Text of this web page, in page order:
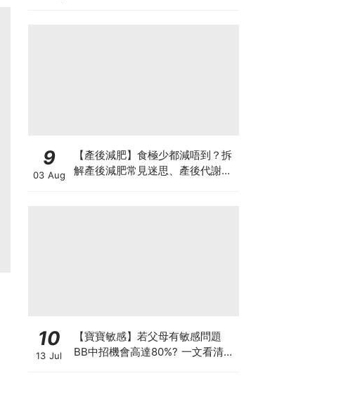
9
03 Aug
【產後減肥】食極少都減唔到？拆
解產後減肥常見迷思、產後代謝、
10
13 Jul
【寶寶敏感】若父母有敏感問題
BB中招機會高達80%? 一文看清預